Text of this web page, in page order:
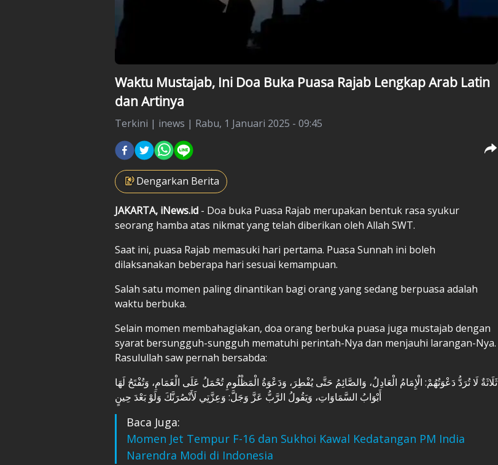
Waktu Mustajab, Ini Doa Buka Puasa Rajab Lengkap Arab Latin
dan Artinya
Terkini | inews | Rabu, 1 Januari 2025 - 09:45
Dengarkan Berita
JAKARTA, iNews.id - Doa buka Puasa Rajab merupakan bentuk rasa syukur
seorang hamba atas nikmat yang telah diberikan oleh Allah SWT.
Saat ini, puasa Rajab memasuki hari pertama. Puasa Sunnah ini boleh
dilaksanakan beberapa hari sesuai kemampuan.
Salah satu momen paling dinantikan bagi orang yang sedang berpuasa adalah
waktu berbuka.
Selain momen membahagiakan, doa orang berbuka puasa juga mustajab dengan
syarat bersungguh-sungguh mematuhi perintah-Nya dan menjauhi larangan-Nya.
Rasulullah saw pernah bersabda:
ثَلَاثَةٌ لَا تُرَدُّ دَعْوَتُهُمْ: الْإِمَامُ الْعَادِلُ، وَالصَّائِمُ حَتَّى يُفْطِرَ، وَدَعْوَةُ الْمَظْلُومِ تُحْمَلُ عَلَى الْغَمَامِ، وَتُفْتَحُ لَهَا
Baca Juga:
Momen Jet Tempur F-16 dan Sukhoi Kawal Kedatangan PM India
Narendra Modi di Indonesia